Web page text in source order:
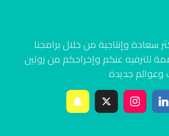
سعادة وإنتاجية من خلال برامجنا
للترفيه عنكم وإخراجكم من روتين
وعوالم جديدة